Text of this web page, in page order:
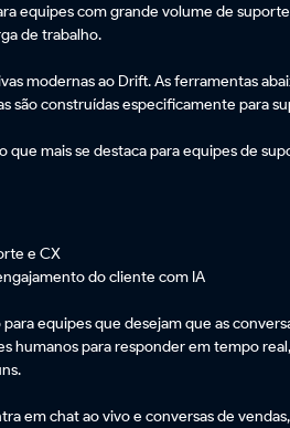
equipes com grande volume de
de trabalho.
modernas ao Drift. As ferramentas
são construídas especificamente para
que mais se destaca para equipes de
e CX
do cliente com IA
equipes que desejam que as
humanos para responder em tempo
em chat ao vivo e conversas de